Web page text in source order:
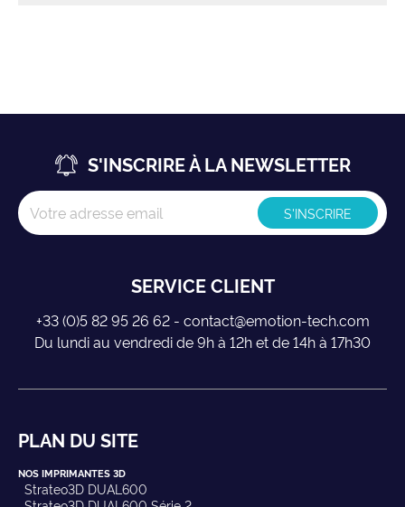
S'INSCRIRE À LA NEWSLETTER
SERVICE CLIENT
+33 (0)5 82 95 26 62 - contact@emotion-tech.com
Du lundi au vendredi de 9h à 12h et de 14h à 17h30
PLAN DU SITE
NOS IMPRIMANTES 3D
Strateo3D DUAL600